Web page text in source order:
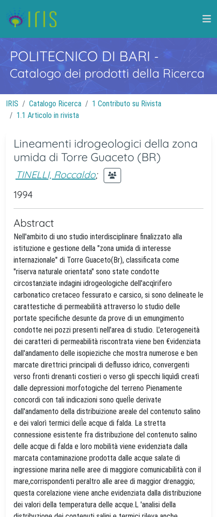
POLITECNICO DI BARI -
Catalogo dei prodotti della Ricerca
IRIS Catalogo Ricerca
1 Contributo su Rivista
1.1 Articolo in rivista
Lineamenti idrogeologici della zona
umida di Torre Guaceto (BR)
TINELLI, Roccaldo;
1994
Abstract
Nell'ambito di uno studio interdisciplinare finalizzato alla
istituzione e gestione della "zona umida di interesse
internazionale" di Torre Guaceto(Br), classificata come
"riserva naturale orientata" sono state condotte
circostanziate indagini idrogeologiche dell'acqìrifero
carbonatico cretaceo fessurato e carsico, si sono delineate le
carattestiche di permeabilità attraverso lo studio delle
portate specifiche desunte da prove di un emungimento
condotte nei pozzi presenti nell'area di studio. L'eterogeneità
dei caratteri di permeabilità riscontrata viene ben €videnziata
dall'andamento delle isopieziche che mostra numerose e ben
marcate direttrici principali di deflusso idrico, convergenti
verso fronti drenanti costieri o verso gli specchi liquìdì creatì
dalle depressioni morfotogiche del terreno Pienamente
concordi con tali indicazioni sono quelÌe derivate
dall'andamento della distribuizione areale del contenuto salino
e dei valorì termici delÌe acque di falda. La stretta
connessione esistente fra distribuzìone del contenuto salino
delle acque di falda e loro mobilità viene evidenziata dalla
marcata contaminazione prodotta dalle acque salate di
ingressione marina nelle aree di maggiore comunicabilità con il
mare,corrispondenti peraltro alle aree di maggior drenaggio;
questa corelazione viene anche evidenziata dalla distribuzione
dei valori della temperatura delle acque.L 'analisi della